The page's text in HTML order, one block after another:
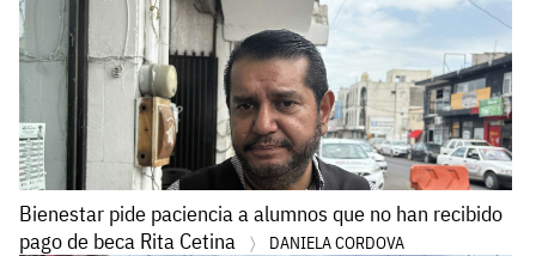
Bienestar pide paciencia a alumnos que no han recibido
pago de beca Rita Cetina
DANIELA CORDOVA